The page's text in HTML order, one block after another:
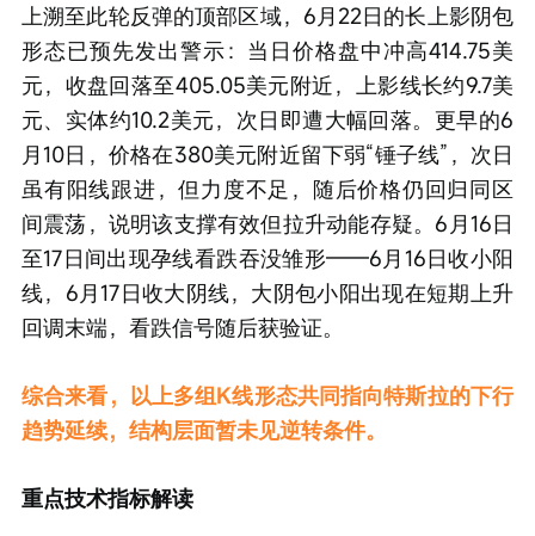
上溯至此轮反弹的顶部区域，6月22日的长上影阴包
形态已预先发出警示：当日价格盘中冲高414.75美
元，收盘回落至405.05美元附近，上影线长约9.7美
元、实体约10.2美元，次日即遭大幅回落。更早的6
月10日，价格在380美元附近留下弱“锤子线”，次日
虽有阳线跟进，但力度不足，随后价格仍回归同区
间震荡，说明该支撑有效但拉升动能存疑。6月16日
至17日间出现孕线看跌吞没雏形——6月16日收小阳
线，6月17日收大阴线，大阴包小阳出现在短期上升
回调末端，看跌信号随后获验证。
综合来看，以上多组K线形态共同指向特斯拉的下行
趋势延续，结构层面暂未见逆转条件。
重点技术指标解读